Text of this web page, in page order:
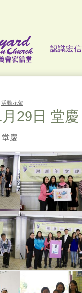
認識宏
活動花絮
29日 堂慶
堂慶